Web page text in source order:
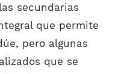
secundarias
que permite
pero algunas
que se